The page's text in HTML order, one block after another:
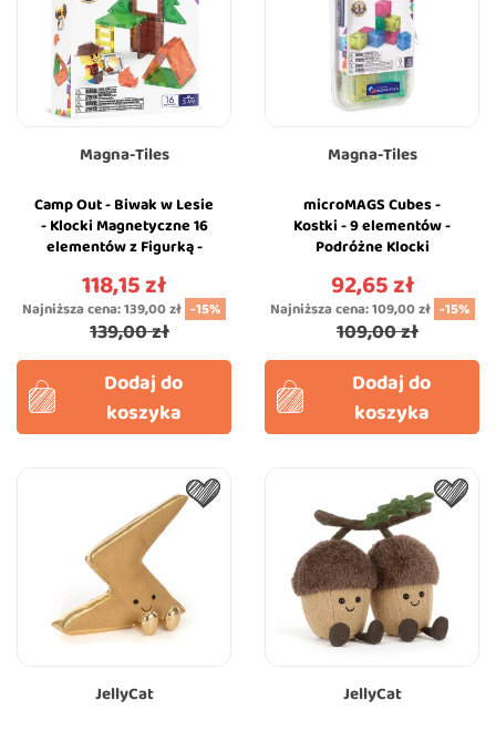
Magna-Tiles
Camp Out - Biwak w Lesie
- Klocki Magnetyczne 16
elementów z Figurką -
Cena
118,15 zł
Najniższa cena:139,00 zł -15%
139,00 zł
Dodaj do
koszyka
Magna-Tiles
microMAGS Cubes -
Kostki - 9 elementów -
Podróżne Klocki
- Magna-Tiles
Cena
92,65 zł
Najniższa cena:109,00 zł -15%
109,00 zł
Dodaj do
koszyka
JellyCat JellyCat